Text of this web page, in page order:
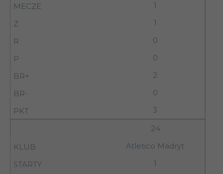
1
1
0
0
2
0
3
24
Atletico Madryt
1